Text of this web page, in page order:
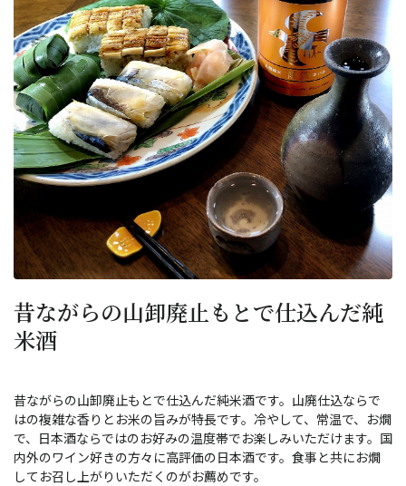
昔ながらの山卸廃止もとで仕込んだ純
米酒
昔ながらの山卸廃止もとで仕込んだ純米酒です。山廃仕込ならで
はの複雑な香りとお米の旨みが特長です。冷やして、常温で、お燗
で、日本酒ならではのお好みの温度帯でお楽しみいただけます。国
内外のワイン好きの方々に高評価の日本酒です。食事と共にお燗
してお召し上がりいただくのがお薦めです。